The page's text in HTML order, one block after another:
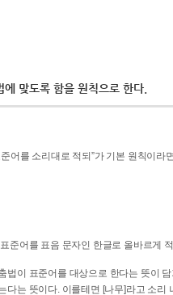
맞도록 함을 원칙으로 한다.
어를 소리대로 적되”가 기본 원칙이라
준어를 표음 문자인 한글로 올바르게
법이 표준어를 대상으로 한다는 뜻이 담
는 표준어는 ‘나무’로 적